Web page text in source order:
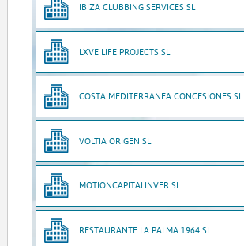
IBIZA CLUBBING SERVICES SL
LXVE LIFE PROJECTS SL
COSTA MEDITERRANEA CONCESIONES SL
VOLTIA ORIGEN SL
MOTIONCAPITALINVER SL
RESTAURANTE LA PALMA 1964 SL